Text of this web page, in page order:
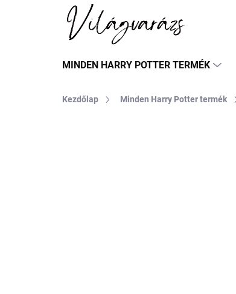
MINDEN HARRY POTTER TERMÉK
Kezdőlap Minden Harry Potter termék